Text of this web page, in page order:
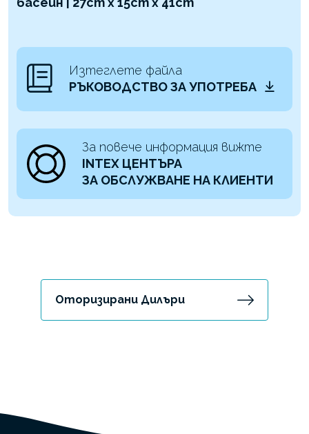
Изтеглете файла
РЪКОВОДСТВО ЗА УПОТРЕБА
За повече информация вижте
INTEX ЦЕНТЪРА
ЗА ОБСЛУЖВАНЕ НА КЛИЕНТИ
Оторизирани Дилъри